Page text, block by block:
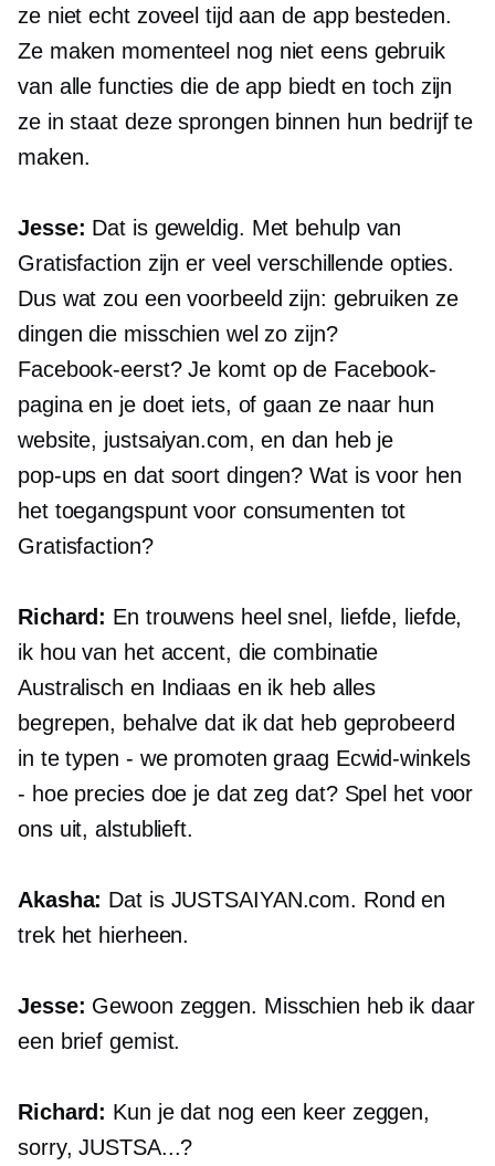
ze niet echt zoveel tijd aan de app besteden.
Ze maken momenteel nog niet eens gebruik
van alle functies die de app biedt en toch zijn
ze in staat deze sprongen binnen hun bedrijf te
maken.
Jesse: Dat is geweldig. Met behulp van
Gratisfaction zijn er veel verschillende opties.
Dus wat zou een voorbeeld zijn: gebruiken ze
dingen die misschien wel zo zijn?
Facebook-eerst?Je komt op de Facebook-
pagina en je doet iets, of gaan ze naar hun
website, justsaiyan.com, en dan heb je
pop-ups en dat soort dingen? Wat is voor hen
het toegangspunt voor consumenten tot
Gratisfaction?
Richard: En trouwens heel snel, liefde, liefde,
ik hou van het accent, die combinatie
Australisch en Indiaas en ik heb alles
begrepen, behalve dat ik dat heb geprobeerd
in te typen - we promoten graag Ecwid-winkels
- hoe precies doe je dat zeg dat? Spel het voor
ons uit, alstublieft.
Akasha: Dat is JUSTSAIYAN.com. Rond en
trek het hierheen.
Jesse: Gewoon zeggen. Misschien heb ik daar
een brief gemist.
Richard: Kun je dat nog een keer zeggen,
sorry,JUSTSA...?